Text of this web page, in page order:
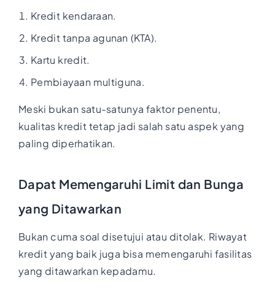
Kredit kendaraan.
Kredit tanpa agunan (KTA).
Kartu kredit.
Pembiayaan multiguna.
Meski bukan satu-satunya faktor penentu,
kualitas kredit tetap jadi salah satu aspek yang
paling diperhatikan.
Dapat Memengaruhi Limit dan Bunga
yang Ditawarkan
Bukan cuma soal disetujui atau ditolak. Riwayat
kredit yang baik juga bisa memengaruhi fasilitas
yang ditawarkan kepadamu.